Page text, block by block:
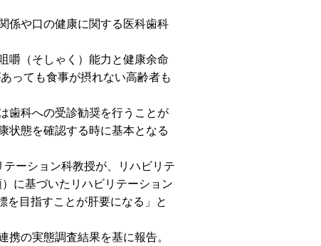
係や口の健康に関する医科歯科
嚼（そしゃく）能力と健康余命
っても食事が摂れない高齢者も
歯科への受診勧奨を行うことが
状態を確認する時に基本となる
ーション科教授が、リハビリテ
に基づいたリハビリテーション
を目指すことが肝要になる」と
の実態調査結果を基に報告。